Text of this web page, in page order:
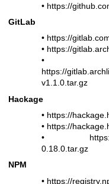
• https://
GitLab
• https://
• https://
•
https://
v1.1.0.tar.gz
Hackage
• https://
• https://
•
0.18.0.tar.gz
NPM
• https://